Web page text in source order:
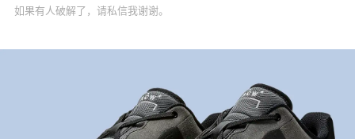
如果有人破解了，请私信我谢谢。